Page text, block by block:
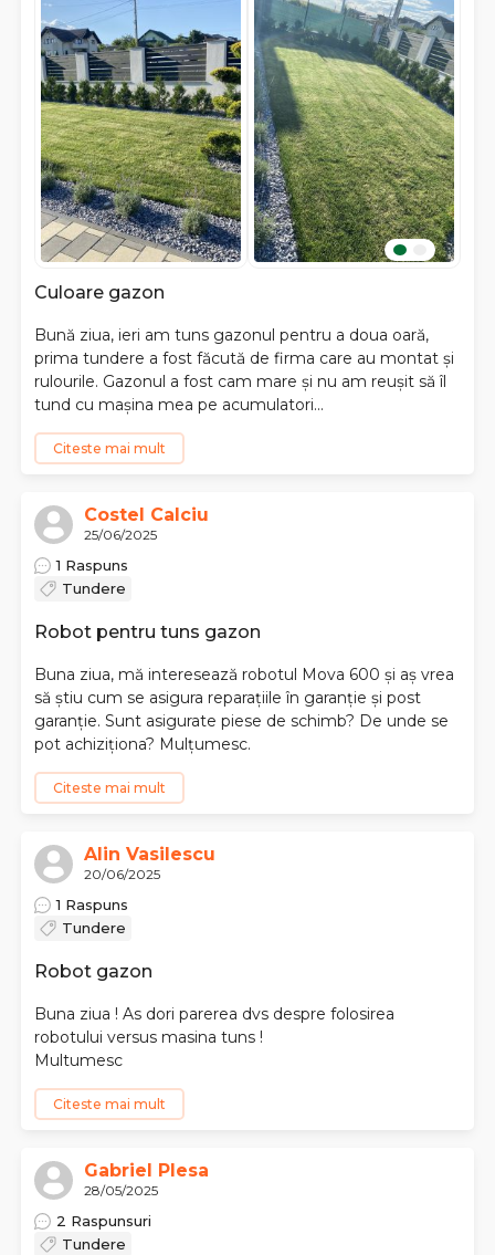
Culoare gazon
Bună ziua, ieri am tuns gazonul pentru a doua oară,
prima tundere a fost făcută de firma care au montat și
rulourile. Gazonul a fost cam mare și nu am reușit să îl
tund cu mașina mea pe acumulatori...
Citeste mai mult
Costel Calciu
25/06/2025
1 Raspuns
Tundere
Robot pentru tuns gazon
Buna ziua, mă interesează robotul Mova 600 și aș vrea
să știu cum se asigura reparațiile în garanție și post
garanție. Sunt asigurate piese de schimb? De unde se
pot achiziționa? Mulțumesc.
Citeste mai mult
Alin Vasilescu
20/06/2025
1 Raspuns
Tundere
Robot gazon
Buna ziua ! As dori parerea dvs despre folosirea
robotului versus masina tuns !
Multumesc
Citeste mai mult
Gabriel Plesa
28/05/2025
2 Raspunsuri
Tundere